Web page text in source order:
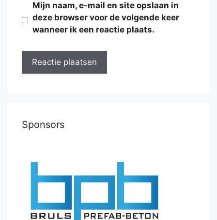
Mijn naam, e-mail en site opslaan in
deze browser voor de volgende keer
wanneer ik een reactie plaats.
Sponsors